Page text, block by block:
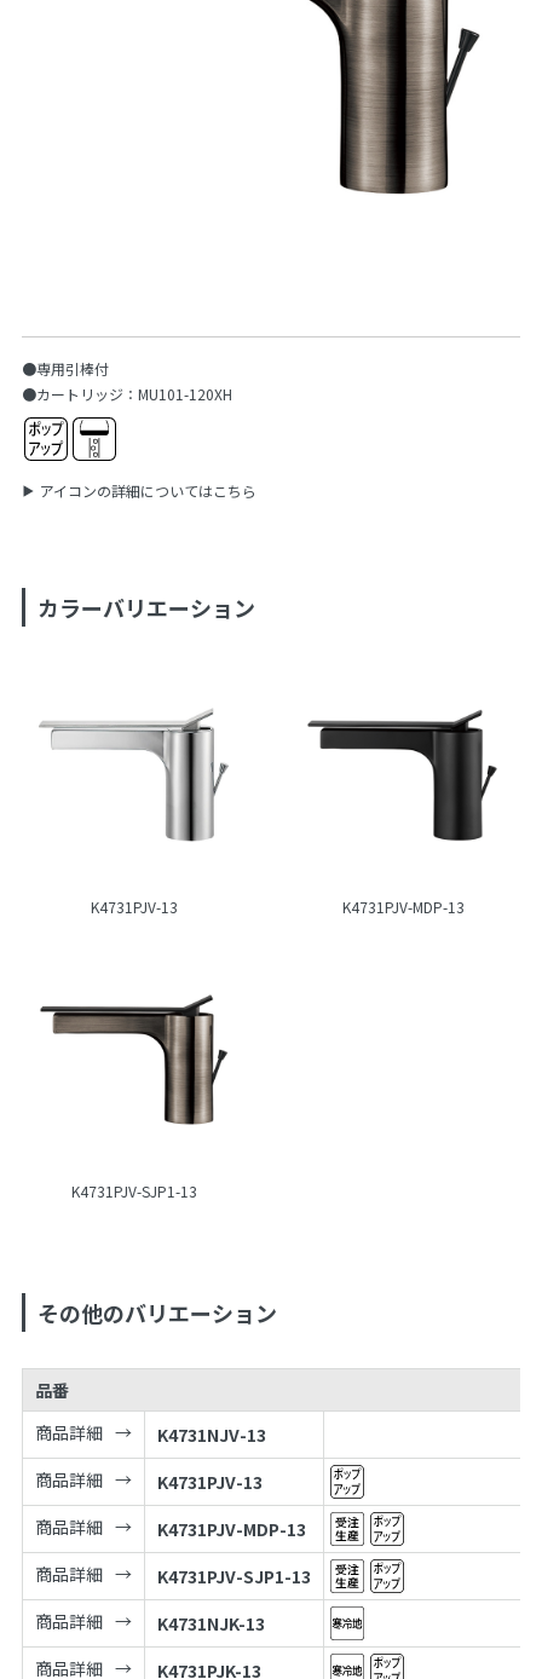
●専用引棒付
●カートリッジ：MU101-120XH
アイコンの詳細についてはこちら
カラーバリエーション
K4731PJV-13 K4731PJV-MDP-13
K4731PJV-SJP1-13
その他のバリエーション
品番
商品詳細
K4731NJV-13
商品詳細
K4731PJV-13
商品詳細
K4731PJV-MDP-13
商品詳細
K4731PJV-SJP1-13
商品詳細
K4731NJK-13
商品詳細
K4731PJK-13